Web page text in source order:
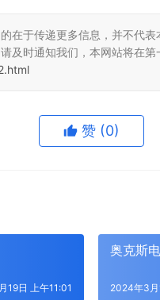
在于传递更多信息，并不代
及时通知我们，本网站将在
赞 (0)
19日 上午11:01
奥克斯
2024年3月